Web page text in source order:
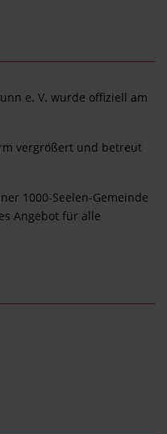
e. V. wurde offiziell am
vergrößert und betreut
1000-Seelen-Gemeinde
Angebot für alle